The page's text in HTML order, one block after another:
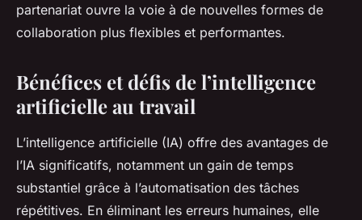
partenariat ouvre la voie à de nouvelles formes de
collaboration plus flexibles et performantes.
Bénéfices et défis de l’intelligence
artificielle au travail
L’intelligence artificielle (IA) offre des avantages de
l’IA significatifs, notamment un gain de temps
substantiel grâce à l’automatisation des tâches
répétitives. En éliminant les erreurs humaines, elle